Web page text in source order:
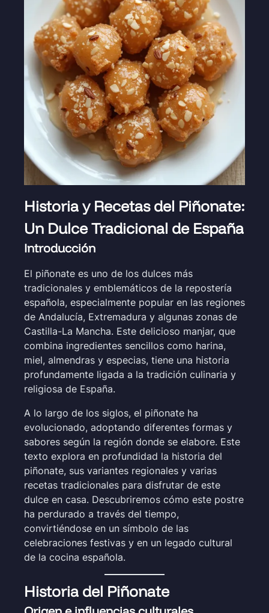
Historia y Recetas del Piñonate:
Un Dulce Tradicional de España
Introducción
El piñonate es uno de los dulces más
tradicionales y emblemáticos de la repostería
española, especialmente popular en las regiones
de Andalucía, Extremadura y algunas zonas de
Castilla-La Mancha. Este delicioso manjar, que
combina ingredientes sencillos como harina,
miel, almendras y especias, tiene una historia
profundamente ligada a la tradición culinaria y
religiosa de España.
A lo largo de los siglos, el piñonate ha
evolucionado, adoptando diferentes formas y
sabores según la región donde se elabore. Este
texto explora en profundidad la historia del
piñonate, sus variantes regionales y varias
recetas tradicionales para disfrutar de este
dulce en casa. Descubriremos cómo este postre
ha perdurado a través del tiempo,
convirtiéndose en un símbolo de las
celebraciones festivas y en un legado cultural
de la cocina española.
Historia del Piñonate